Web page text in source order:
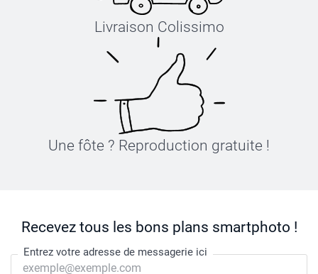
Livraison Colissimo
Une fôte ? Reproduction gratuite !
Recevez tous les bons plans smartphoto !
Entrez votre adresse de messagerie ici